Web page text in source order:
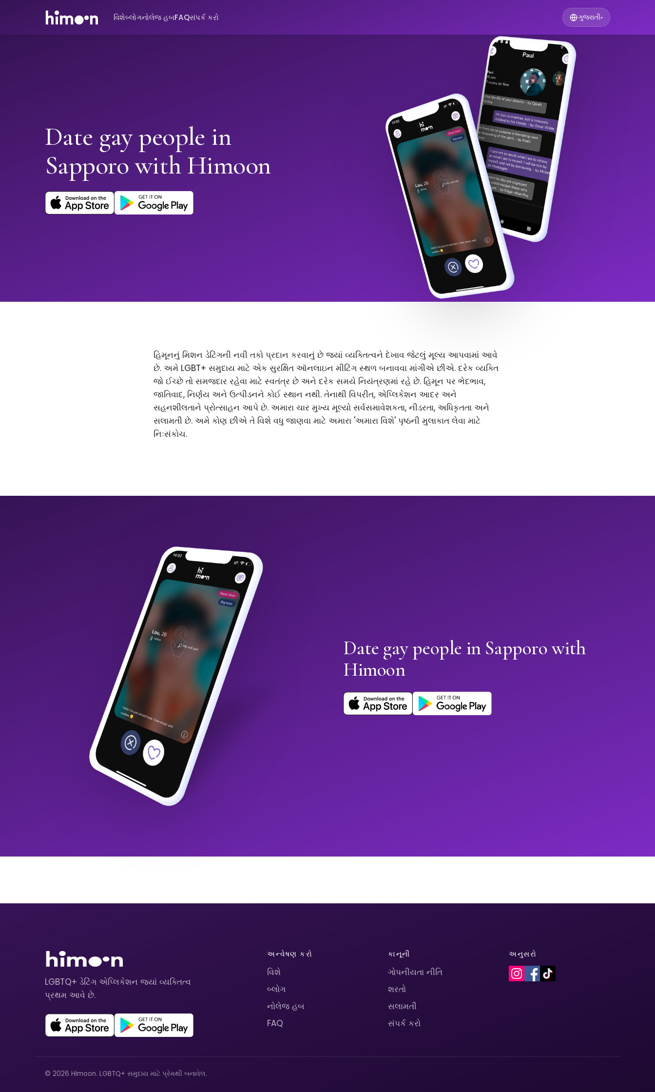
વિશેબ્લોગનોલેજ હબFAQસંપર્ક કરો ગુજરાતી▾
Date gay people in
Sapporo with Himoon
હિમૂનનું મિશન ડેટિંગની નવી તકો પ્રદાન કરવાનું છે જ્યાં વ્યક્તિત્વને દેખાવ જેટલું મૂલ્ય આપવામાં આવે
છે. અમે LGBT+ સમુદાય માટે એક સુરક્ષિત ઑનલાઇન મીટિંગ સ્થળ બનાવવા માંગીએ છીએ. દરેક વ્યક્તિ
જો ઈચ્છે તો સમજદાર રહેવા માટે સ્વતંત્ર છે અને દરેક સમયે નિયંત્રણમાં રહે છે. હિમૂન પર ભેદભાવ,
જાતિવાદ, નિર્ણય અને ઉત્પીડનને કોઈ સ્થાન નથી. તેનાથી વિપરીત, એપ્લિકેશન આદર અને
સહનશીલતાને પ્રોત્સાહન આપે છે. અમારા ચાર મુખ્ય મૂલ્યો સર્વસમાવેશકતા, નીડરતા, અધિકૃતતા અને
સલામતી છે. અમે કોણ છીએ તે વિશે વધુ જાણવા માટે અમારા 'અમારા વિશે' પૃષ્ઠની મુલાકાત લેવા માટે
નિઃસંકોચ.
Date gay people in Sapporo with
Himoon
LGBTQ+ ડેટિંગ એપ્લિકેશન જ્યાં વ્યક્તિત્વ
પ્રથમ આવે છે.
અન્વેષણ કરો
વિશે
બ્લોગ
નોલેજ હબ
FAQ
કાનૂની
ગોપનીયતા નીતિ
શરતો
સલામતી
સંપર્ક કરો
અનુસરો
© 2026 Himoon. LGBTQ+ સમુદાય માટે પ્રેમથી બનાવેલ.